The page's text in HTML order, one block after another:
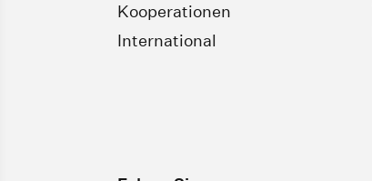
Kooperationen
International